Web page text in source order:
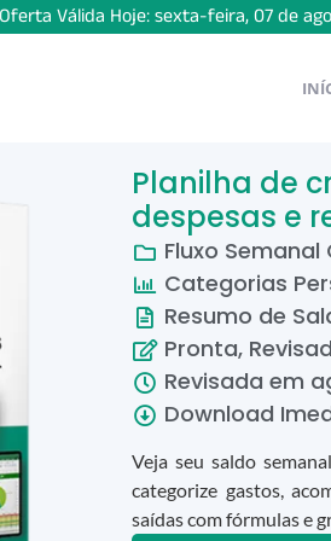
Válida Hoje:sexta-feira,07de
Planilha de
despesas e
Fluxo Semanal
Categorias
Resumo de
Pronta,
Revisada em
Download
Veja seu saldo
categorize gastos,
saídas com fórmulas e